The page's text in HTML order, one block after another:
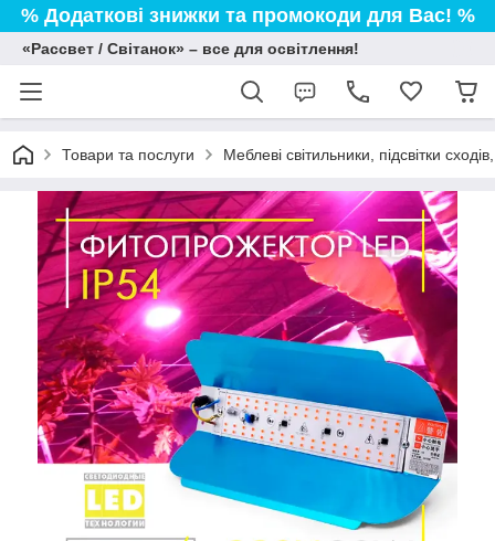
% Додаткові знижки та промокоди для Вас! %
«Рассвет / Світанок» – все для освітлення!
Товари та послуги Меблеві світильники, підсвітки